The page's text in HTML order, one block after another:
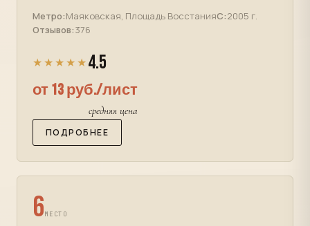
Метро:Маяковская, Площадь ВосстанияС:2005 г.
Отзывов:376
★★★★★ 4.5
от 13 руб./лист
средняя цена
ПОДРОБНЕЕ
6МЕСТО